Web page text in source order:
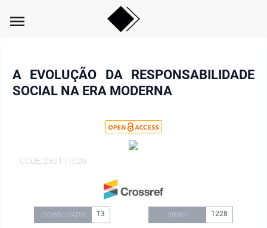
menu
A EVOLUÇÃO DA RESPONSABILIDADE
SOCIAL NA ERA MODERNA
CODE: 230111620
DOWNLOADS 13 VIEWS 1228